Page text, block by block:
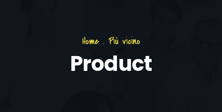
Home. Più vicino
Product